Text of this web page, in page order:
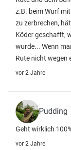
z.B. beim Wurf
zu zerbrechen,
Köder geschafft,
wurde... Wenn
Rute nicht wegen
vor 2 Jahre
Pudding
Geht wirklich
vor 2 Jahre